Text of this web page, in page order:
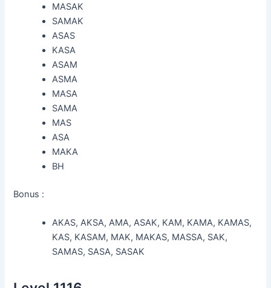
MASAK
SAMAK
ASAS
KASA
ASAM
ASMA
MASA
SAMA
MAS
ASA
MAKA
BH
Bonus :
AKAS, AKSA, AMA, ASAK, KAM, KAMA, KAMAS,
KAS, KASAM, MAK, MAKAS, MASSA, SAK,
SAMAS, SASA, SASAK